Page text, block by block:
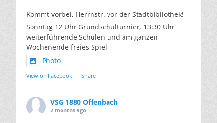
Kommt vorbei, Herrnstr. vor der Stadtbibliothek!
Sonntag 12 Uhr Grundschulturnier, 13:30 Uhr
weiterführende Schulen und am ganzen
Wochenende freies Spiel!
Photo
View on Facebook · Share
VSG 1880 Offenbach
2 months ago